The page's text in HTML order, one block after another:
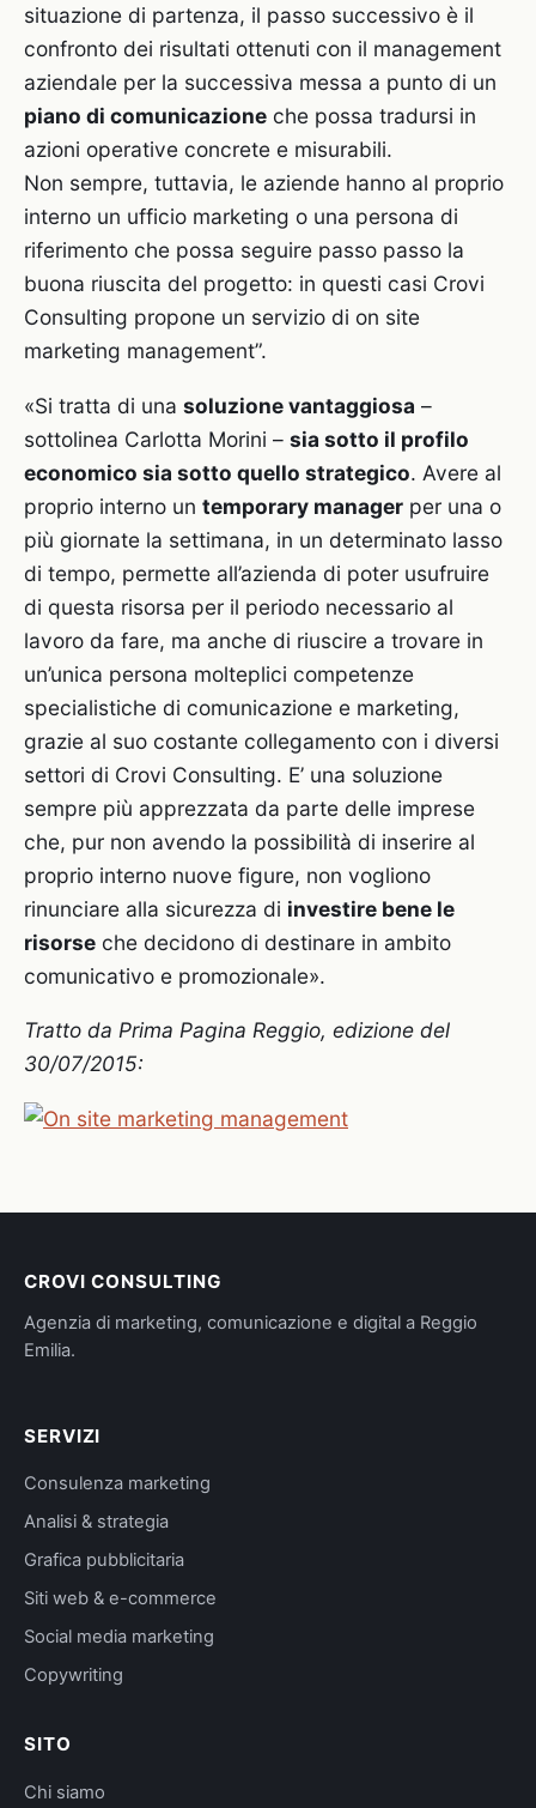
situazione di partenza, il passo successivo è il
confronto dei risultati ottenuti con il management
aziendale per la successiva messa a punto di un
piano di comunicazione che possa tradursi in
azioni operative concrete e misurabili.
Non sempre, tuttavia, le aziende hanno al proprio
interno un ufficio marketing o una persona di
riferimento che possa seguire passo passo la
buona riuscita del progetto: in questi casi Crovi
Consulting propone un servizio di on site
marketing management”.
«Si tratta di una soluzione vantaggiosa –
sottolinea Carlotta Morini – sia sotto il profilo
economico sia sotto quello strategico. Avere al
proprio interno un temporary manager per una o
più giornate la settimana, in un determinato lasso
di tempo, permette all’azienda di poter usufruire
di questa risorsa per il periodo necessario al
lavoro da fare, ma anche di riuscire a trovare in
un’unica persona molteplici competenze
specialistiche di comunicazione e marketing,
grazie al suo costante collegamento con i diversi
settori di Crovi Consulting. E’ una soluzione
sempre più apprezzata da parte delle imprese
che, pur non avendo la possibilità di inserire al
proprio interno nuove figure, non vogliono
rinunciare alla sicurezza di investire bene le
risorse che decidono di destinare in ambito
comunicativo e promozionale».
Tratto da Prima Pagina Reggio, edizione del
30/07/2015:
CROVI CONSULTING
Agenzia di marketing, comunicazione e digital a Reggio
Emilia.
SERVIZI
Consulenza marketing
Analisi & strategia
Grafica pubblicitaria
Siti web & e-commerce
Social media marketing
Copywriting
SITO
Chi siamo